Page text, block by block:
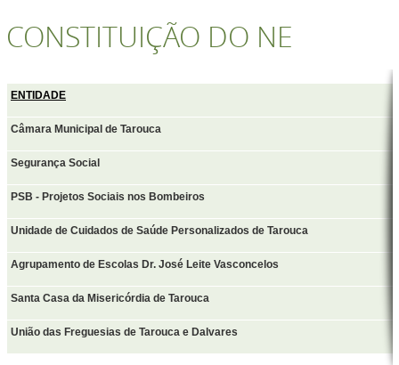
CONSTITUIÇÃO DO NE
ENTIDADE
Câmara Municipal de Tarouca
Segurança Social
PSB - Projetos Sociais nos Bombeiros
Unidade de Cuidados de Saúde Personalizados de Tarouca
Agrupamento de Escolas Dr. José Leite Vasconcelos
Santa Casa da Misericórdia de Tarouca
União das Freguesias de Tarouca e Dalvares